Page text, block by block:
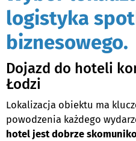
logistyka
biznesowego.
Dojazd do hoteli
Łodzi
Lokalizacja obiektu ma
powodzenia każdego
hotel jest dobrze